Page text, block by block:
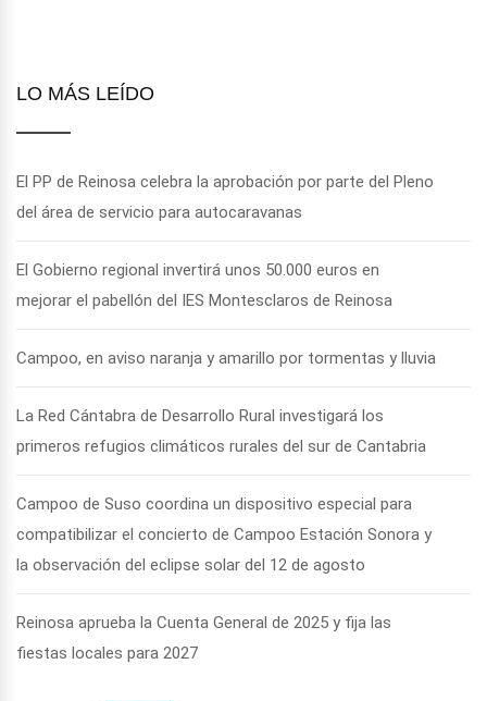
LO MÁS LEÍDO
El PP de Reinosa celebra la aprobación por parte del Pleno
del área de servicio para autocaravanas
El Gobierno regional invertirá unos 50.000 euros en
mejorar el pabellón del IES Montesclaros de Reinosa
Campoo, en aviso naranja y amarillo por tormentas y lluvia
La Red Cántabra de Desarrollo Rural investigará los
primeros refugios climáticos rurales del sur de Cantabria
Campoo de Suso coordina un dispositivo especial para
compatibilizar el concierto de Campoo Estación Sonora y
la observación del eclipse solar del 12 de agosto
Reinosa aprueba la Cuenta General de 2025 y fija las
fiestas locales para 2027